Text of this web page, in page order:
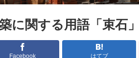
に関する用語「束石
Facebook はてブ